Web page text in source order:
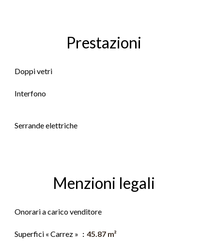
Prestazioni
Doppi vetri
Interfono
Serrande elettriche
Menzioni legali
Onorari a carico venditore
Superfici « Carrez » 45.87 m²